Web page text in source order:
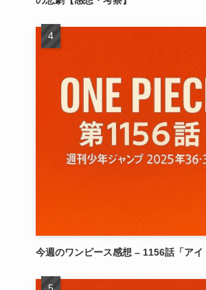
今週のワンピース感想 – 1156話「アイ